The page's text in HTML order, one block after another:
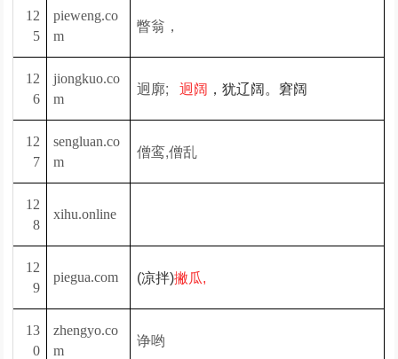
12
5
pieweng.co
m
瞥翁，
12
6
jiongkuo.co
m
迥廓;迥阔 ，犹辽阔。窘阔
12
7
sengluan.co
m
僧鸾,僧乱
12
8
xihu.online
12
9
piegua.com (凉拌)撇瓜,
13
0
zhengyo.co
m
诤哟